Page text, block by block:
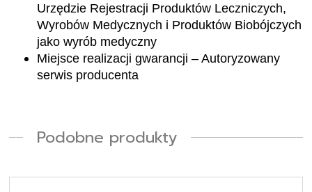
Urzędzie Rejestracji Produktów Leczniczych,
Wyrobów Medycznych i Produktów Biobójczych
jako wyrób medyczny
Miejsce realizacji gwarancji –Autoryzowany
serwis producenta
Podobne produkty